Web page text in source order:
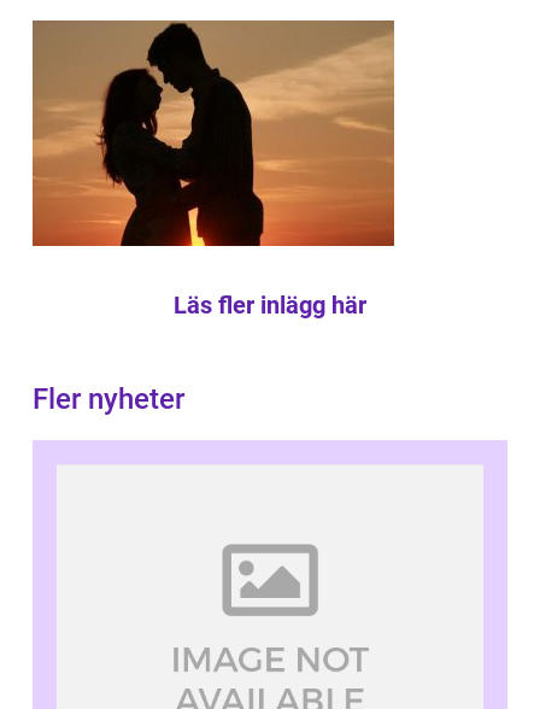
Läs fler inlägg här
Fler nyheter